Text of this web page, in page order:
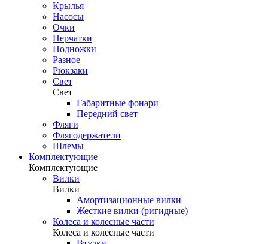
Крылья
Насосы
Очки
Перчатки
Подножки
Разное
Рюкзаки
Свет
Свет
Габаритные фонари
Передний свет
Фляги
Флягодержатели
Шлемы
Комплектующие
Комплектующие
Вилки
Вилки
Амортизационные вилки
Жесткие вилки (ригидные)
Колеса и колесные части
Колеса и колесные части